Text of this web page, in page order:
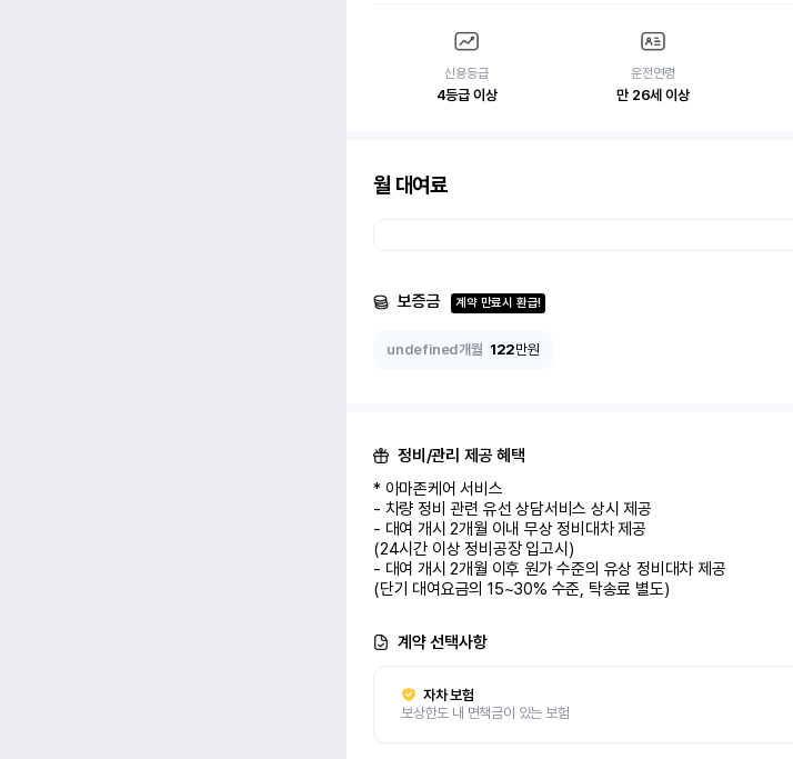
신용등급
4등급 이상
운전연령
만 26세 이상
월 대여료
보증금 계약 만료시 환급!
undefined개월 122만원
정비/관리 제공 혜택
* 아마존케어 서비스
- 차량 정비 관련 유선 상담서비스 상시 제공
- 대여 개시 2개월 이내 무상 정비대차 제공
(24시간 이상 정비공장 입고시)
- 대여 개시 2개월 이후 원가 수준의 유상 정비대차 제공
(단기 대여요금의 15~30% 수준, 탁송료 별도)
계약 선택사항
자차 보험
보상한도 내 면책금이 있는 보험